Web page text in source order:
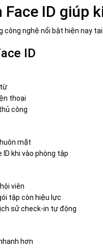
Face ID giúp
công nghệ nổi bật hiện nay
ID
thoại
công
mặt
ID khi vào phòng tập
viên
tập còn hiệu lực
sử check-in tự động
hơn